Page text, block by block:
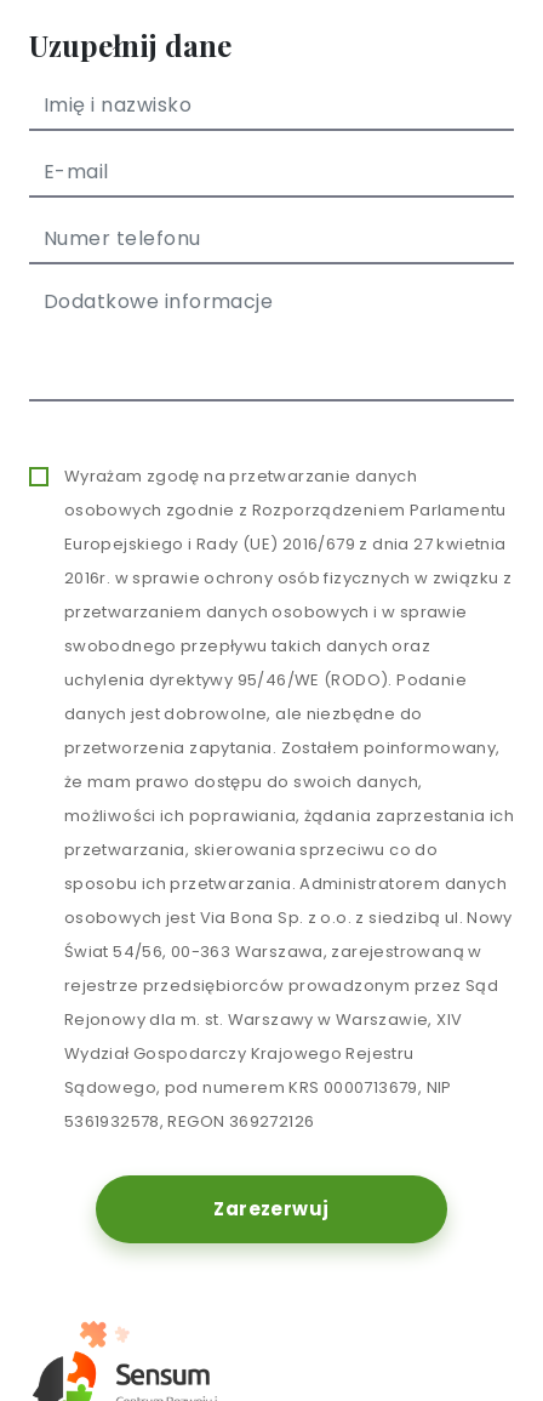
Uzupełnij dane
Wyrażam zgodę na przetwarzanie danych
osobowych zgodnie z Rozporządzeniem Parlamentu
Europejskiego i Rady (UE) 2016/679 z dnia 27 kwietnia
2016r. w sprawie ochrony osób fizycznych w związku z
przetwarzaniem danych osobowych i w sprawie
swobodnego przepływu takich danych oraz
uchylenia dyrektywy 95/46/WE (RODO). Podanie
danych jest dobrowolne, ale niezbędne do
przetworzenia zapytania. Zostałem poinformowany,
że mam prawo dostępu do swoich danych,
możliwości ich poprawiania, żądania zaprzestania ich
przetwarzania, skierowania sprzeciwu co do
sposobu ich przetwarzania. Administratorem danych
osobowych jest Via Bona Sp. z o.o. z siedzibą ul. Nowy
Świat 54/56, 00-363 Warszawa, zarejestrowaną w
rejestrze przedsiębiorców prowadzonym przez Sąd
Rejonowy dla m. st. Warszawy w Warszawie, XIV
Wydział Gospodarczy Krajowego Rejestru
Sądowego, pod numerem KRS 0000713679, NIP
5361932578, REGON 369272126
Zarezerwuj